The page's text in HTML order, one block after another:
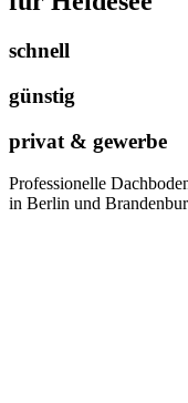
schnell
günstig
privat & gewerbe
Professionelle
in Berlin und